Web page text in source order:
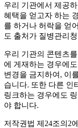
우리 기관에서 제공
혜택을 얻고자 하는
를 하거나 허락을 얻
도 출처가 질병관리
우리 기관의 콘텐츠
에 게재하는 경우에
변경을 금지하여, 이
습니다. 또한 다른 인
링크하는 경우에도
야 합니다.
저작권법 제24조의2